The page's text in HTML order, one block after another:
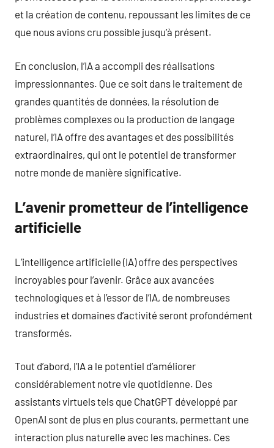
et la création de contenu, repoussant les limites de ce
que nous avions cru possible jusqu’à présent.
En conclusion, l’IA a accompli des réalisations
impressionnantes. Que ce soit dans le traitement de
grandes quantités de données, la résolution de
problèmes complexes ou la production de langage
naturel, l’IA offre des avantages et des possibilités
extraordinaires, qui ont le potentiel de transformer
notre monde de manière significative.
L’avenir prometteur de l’intelligence
artificielle
L’intelligence artificielle (IA) offre des perspectives
incroyables pour l’avenir. Grâce aux avancées
technologiques et à l’essor de l’IA, de nombreuses
industries et domaines d’activité seront profondément
transformés.
Tout d’abord, l’IA a le potentiel d’améliorer
considérablement notre vie quotidienne. Des
assistants virtuels tels que ChatGPT développé par
OpenAI sont de plus en plus courants, permettant une
interaction plus naturelle avec les machines. Ces